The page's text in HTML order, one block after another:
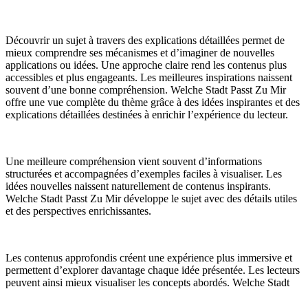
Découvrir un sujet à travers des explications détaillées permet de
mieux comprendre ses mécanismes et d’imaginer de nouvelles
applications ou idées. Une approche claire rend les contenus plus
accessibles et plus engageants. Les meilleures inspirations naissent
souvent d’une bonne compréhension. Welche Stadt Passt Zu Mir
offre une vue complète du thème grâce à des idées inspirantes et des
explications détaillées destinées à enrichir l’expérience du lecteur.
Une meilleure compréhension vient souvent d’informations
structurées et accompagnées d’exemples faciles à visualiser. Les
idées nouvelles naissent naturellement de contenus inspirants.
Welche Stadt Passt Zu Mir développe le sujet avec des détails utiles
et des perspectives enrichissantes.
Les contenus approfondis créent une expérience plus immersive et
permettent d’explorer davantage chaque idée présentée. Les lecteurs
peuvent ainsi mieux visualiser les concepts abordés. Welche Stadt